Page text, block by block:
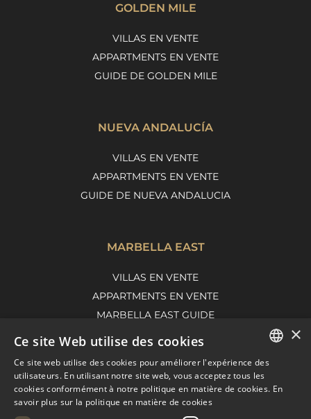
GOLDEN MILE
VILLAS EN VENTE
APPARTMENTS EN VENTE
GUIDE DE GOLDEN MILE
NUEVA ANDALUCÍA
VILLAS EN VENTE
APPARTMENTS EN VENTE
GUIDE DE NUEVA ANDALUCIA
MARBELLA EAST
VILLAS EN VENTE
APPARTMENTS EN VENTE
MARBELLA EAST GUIDE
SPANISH
×
Ce site Web utilise des cookies
Ce site web utilise des cookies pour améliorer l'expérience des
utilisateurs. En utilisant notre site web, vous acceptez tous les
cookies conformément à notre politique en matière de cookies. En
savoir plus sur la politique en matière de cookies